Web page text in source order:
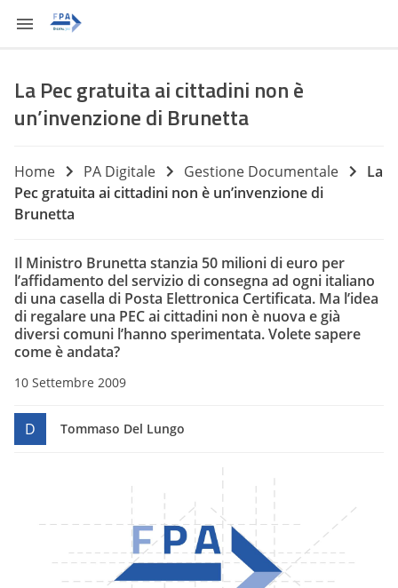
La Pec gratuita ai cittadini non è
un’invenzione di Brunetta
Home PA Digitale Gestione Documentale
La
Pec gratuita ai cittadini non è un’invenzione di
Brunetta
Il Ministro Brunetta stanzia 50 milioni di euro per
l’affidamento del servizio di consegna ad ogni italiano
di una casella di Posta Elettronica Certificata. Ma l’idea
di regalare una PEC ai cittadini non è nuova e già
diversi comuni l’hanno sperimentata. Volete sapere
come è andata?
10 Settembre 2009
D Tommaso Del Lungo